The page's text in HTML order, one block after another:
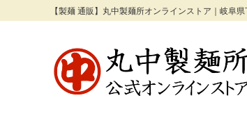
【製麺 通販】丸中製麺所オンラインストア｜岐阜